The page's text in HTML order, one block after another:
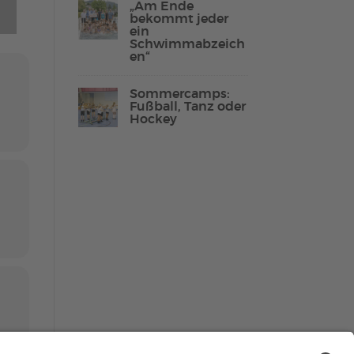
Lebenshilfe Sport
Reha-Sport
„Am Ende
bekommt jeder
ein
Schwimmabzeich
en“
Sommercamps:
Fußball, Tanz oder
Hockey